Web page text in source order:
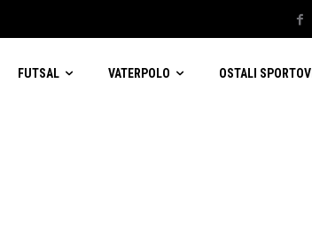
FUTSAL VATERPOLO OSTALI SPORTOVI